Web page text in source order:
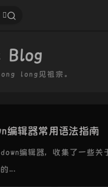
Blog
long见祖宗。
编辑器常用语法指南
编辑器，收集了一些关
...